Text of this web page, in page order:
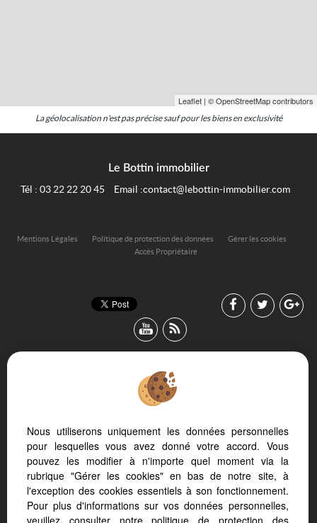
Leaflet | © OpenStreetMap contributors
La géolocalisation n'est pas précise sauf pour les biens en exclusivité
Le Bottin immobilier
Tél : 03 22 22 20 45 Email :contact@lebottin-immobilier.com
Mentions Légales Politique de protection des données
Gérer les cookies
Accès Propriétaire
Afin de vous offrir un confort de lecture permanent, depuis votre
PC, votre tablette ou votre smartphone, notre site s’adapte
automatiquement aux différents types d'écrans
Nous utiliserons uniquement les données personnelles
pour lesquelles vous avez donné votre accord. Vous
pouvez les modifier à n'importe quel moment via la
rubrique "Gérer les cookies" en bas de notre site, à
l'exception des cookies essentiels à son fonctionnement.
Pour plus d'informations sur vos données personnelles,
veuillez consulter notre politique de protection des